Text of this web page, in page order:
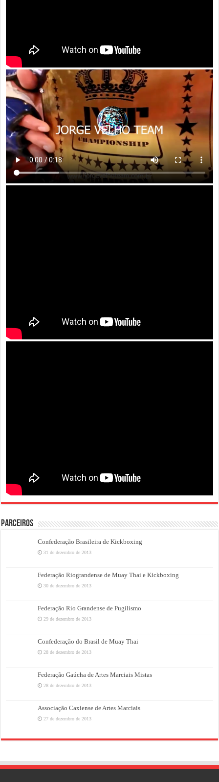
PARCEIROS
Confederação Brasileira de Kickboxing
31 de dezembro de 2013
Federação Riograndense de Muay Thai e Kickboxing
30 de dezembro de 2013
Federação Rio Grandense de Pugilismo
29 de dezembro de 2013
Confederação do Brasil de Muay Thai
28 de dezembro de 2013
Federação Gaúcha de Artes Marciais Mistas
28 de dezembro de 2013
Associação Caxiense de Artes Marciais
27 de dezembro de 2013